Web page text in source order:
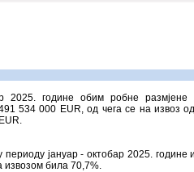
2025. године обим робне размјене
534 000 ЕUR, од чега се на извоз
јануар - октобар 2025. године
извозом била 70,7%.